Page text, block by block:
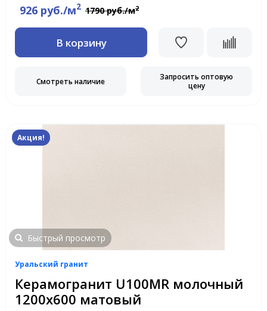
926 руб./м2 1790 руб./м2
В корзину
Смотреть наличие
Запросить оптовую
цену
Акция!
Быстрый просмотр
Уральский гранит
Керамогранит U100MR молочный
1200х600 матовый